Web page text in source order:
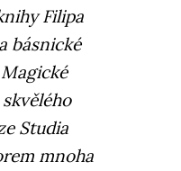
Filipa
básnické
Studia
mnoha